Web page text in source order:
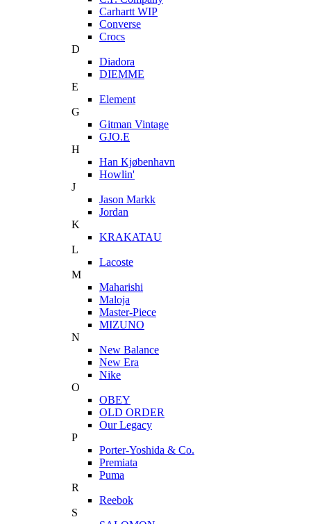
Carhartt WIP
Converse
Crocs
D
Diadora
DIEMME
E
Element
G
Gitman Vintage
GJO.E
H
Han Kjøbenhavn
Howlin'
J
Jason Markk
Jordan
K
KRAKATAU
L
Lacoste
M
Maharishi
Maloja
Master-Piece
MIZUNO
N
New Balance
New Era
Nike
O
OBEY
OLD ORDER
Our Legacy
P
Porter-Yoshida & Co.
Premiata
Puma
R
Reebok
S